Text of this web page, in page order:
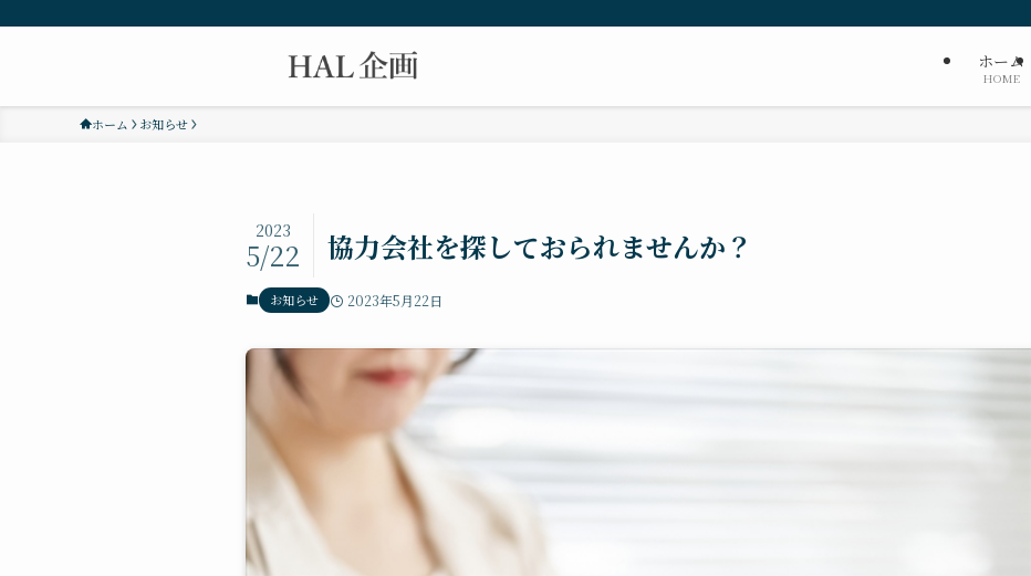
ホーム
HOME
ホーム お知らせ
協力会社を探しておられませんか？
2023
5/22
お知らせ 2023年5月22日